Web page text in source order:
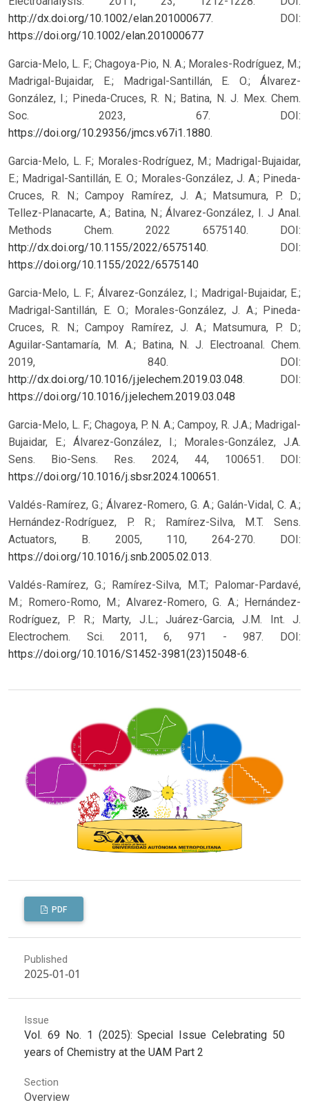
http://dx.doi.org/10.1002/elan.201000677.
DOI:
https://doi.org/10.1002/elan.201000677
Garcia-Melo, L. F.; Chagoya-Pio, N. A.; Morales-Rodríguez, M.;
Madrigal-Bujaidar, E.; Madrigal-Santillán, E. O.; Álvarez-
González, I.; Pineda-Cruces, R. N.; Batina, N. J. Mex. Chem.
Soc. 2023, 67. DOI:
https://doi.org/10.29356/jmcs.v67i1.1880.
Garcia-Melo, L. F.; Morales-Rodríguez, M.; Madrigal-Bujaidar,
E.; Madrigal-Santillán, E. O.; Morales-González, J. A.; Pineda-
Cruces, R. N.; Campoy Ramírez, J. A.; Matsumura, P. D.;
Tellez-Planacarte, A.; Batina, N.; Álvarez-González, I. J Anal.
Methods Chem. 2022 6575140. DOI:
http://dx.doi.org/10.1155/2022/6575140.
DOI:
https://doi.org/10.1155/2022/6575140
Garcia-Melo, L. F.; Álvarez-González, I.; Madrigal-Bujaidar, E.;
Madrigal-Santillán, E. O.; Morales-González, J. A.; Pineda-
Cruces, R. N.; Campoy Ramírez, J. A.; Matsumura, P. D.;
Aguilar-Santamaría, M. A.; Batina, N. J. Electroanal. Chem.
2019, 840. DOI:
http://dx.doi.org/10.1016/j.jelechem.2019.03.048.
DOI:
https://doi.org/10.1016/j.jelechem.2019.03.048
Garcia-Melo, L. F.; Chagoya, P. N. A.; Campoy, R. J.A.; Madrigal-
Bujaidar, E.; Álvarez-González, I.; Morales-González, J.A.
Sens. Bio-Sens. Res. 2024, 44, 100651. DOI:
https://doi.org/10.1016/j.sbsr.2024.100651.
Valdés-Ramírez, G.; Álvarez-Romero, G. A.; Galán-Vidal, C. A.;
Hernández-Rodríguez, P. R.; Ramírez-Silva, M.T. Sens.
Actuators, B. 2005, 110, 264-270. DOI:
https://doi.org/10.1016/j.snb.2005.02.013.
Valdés-Ramírez, G.; Ramírez-Silva, M.T.; Palomar-Pardavé,
M.; Romero-Romo, M.; Alvarez-Romero, G. A.; Hernández-
Rodríguez, P. R.; Marty, J.L.; Juárez-Garcia, J.M. Int. J.
Electrochem. Sci. 2011, 6, 971 - 987. DOI:
https://doi.org/10.1016/S1452-3981(23)15048-6.
PDF
Published
2025-01-01
Issue
Vol. 69 No. 1 (2025): Special Issue Celebrating 50
years of Chemistry at the UAM Part 2
Section
Overview